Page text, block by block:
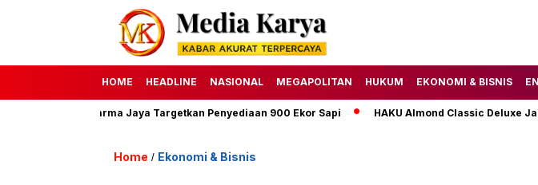
HOME HEADLINE NASIONAL MEGAPOLITAN HUKUM EKONOMI & BISNIS
Dharma Jaya Targetkan Penyediaan 900 Ekor Sapi HAKU Almond Classic Deluxe Jadi
Home / Ekonomi & Bisnis